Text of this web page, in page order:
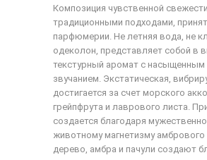
Композиция чувственной
традиционными подходами,
парфюмерии. Не летняя вода, не
одеколон, представляет собой в
текстурный аромат с насыщенным
звучанием. Экстатическая,
достигается за счет морского
грейпфрута и лаврового листа.
создается благодаря
животному магнетизму
дерево, амбра и пачули создают